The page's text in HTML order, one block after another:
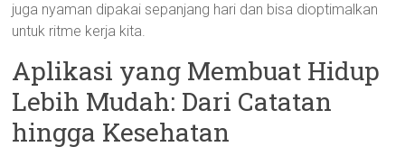
juga nyaman dipakai sepanjang hari dan bisa dioptimalkan
untuk ritme kerja kita.
Aplikasi yang Membuat Hidup
Lebih Mudah: Dari Catatan
hingga Kesehatan